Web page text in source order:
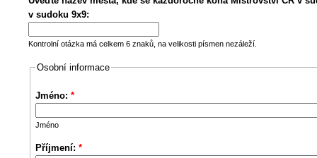
v sudoku 9x9:
Kontrolní otázka má celkem 6 znaků, na velikosti písmen nezáleží.
Osobní informace
Jméno: *
Jméno
Příjmení: *